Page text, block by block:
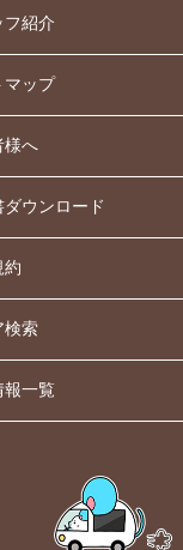
フ紹介
マップ
様へ
ダウンロード
約
検索
報一覧